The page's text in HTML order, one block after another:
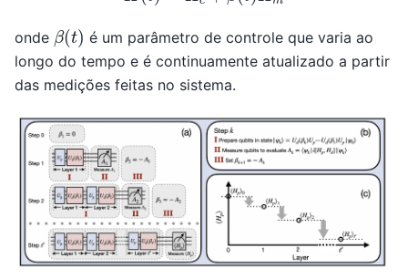
onde β(t) é um parâmetro de controle que varia ao
longo do tempo e é continuamente atualizado a partir
das medições feitas no sistema.